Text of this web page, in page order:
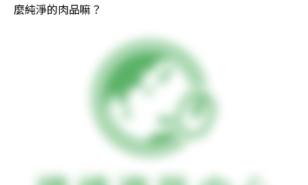
麼純淨的肉品嘛？